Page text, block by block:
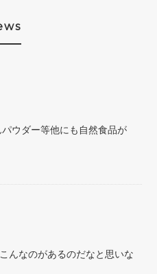
ウダー等他にも自然食品が
んなのがあるのだなと思いな